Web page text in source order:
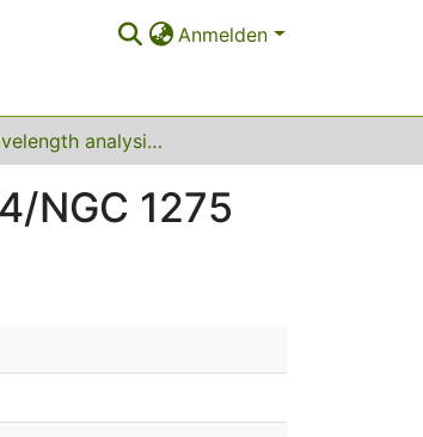
Anmelden
Multiwavelength analysis of the TeV-radio galaxy 3C 84/NGC 1275
NGC 1275